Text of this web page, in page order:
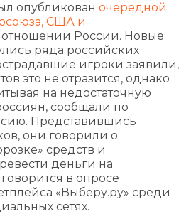
опубликован очередной
США и
отношении России. Новые
ряда российских
игроки заявили,
это не отразится, однако
на недостаточную
сообщали по
Представившись
они говорили о
средств и
деньги на
в опросе
«Выберу.ру» среди
сетях.